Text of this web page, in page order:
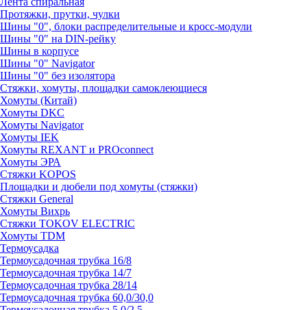
Протяжки, прутки, чулки
Шины "0", блоки распределительные и кросс-модули
Шины "0" на DIN-рейку
Шины в корпусе
Шины "0" Navigator
Шины "0" без изолятора
Стяжки, хомуты, площадки самоклеющиеся
Хомуты (Китай)
Хомуты DKC
Хомуты Navigator
Хомуты IEK
Хомуты REXANT и PROconnect
Хомуты ЭРА
Стяжки KOPOS
Площадки и дюбели под хомуты (стяжки)
Стяжки General
Хомуты Вихрь
Стяжки TOKOV ELECTRIC
Хомуты TDM
Термоусадка
Термоусадочная трубка 16/8
Термоусадочная трубка 14/7
Термоусадочная трубка 28/14
Термоусадочная трубка 60,0/30,0